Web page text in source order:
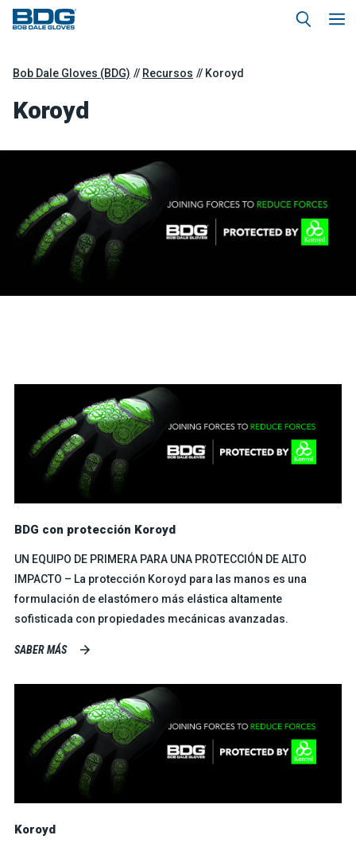
Bob Dale Gloves (BDG) Recursos Koroyd
Koroyd
BDG con protección Koroyd
UN EQUIPO DE PRIMERA PARA UNA PROTECCIÓN DE ALTO
IMPACTO – La protección Koroyd para las manos es una
formulación de elastómero más elástica altamente
sofisticada con propiedades mecánicas avanzadas.
SABER MÁS
Koroyd